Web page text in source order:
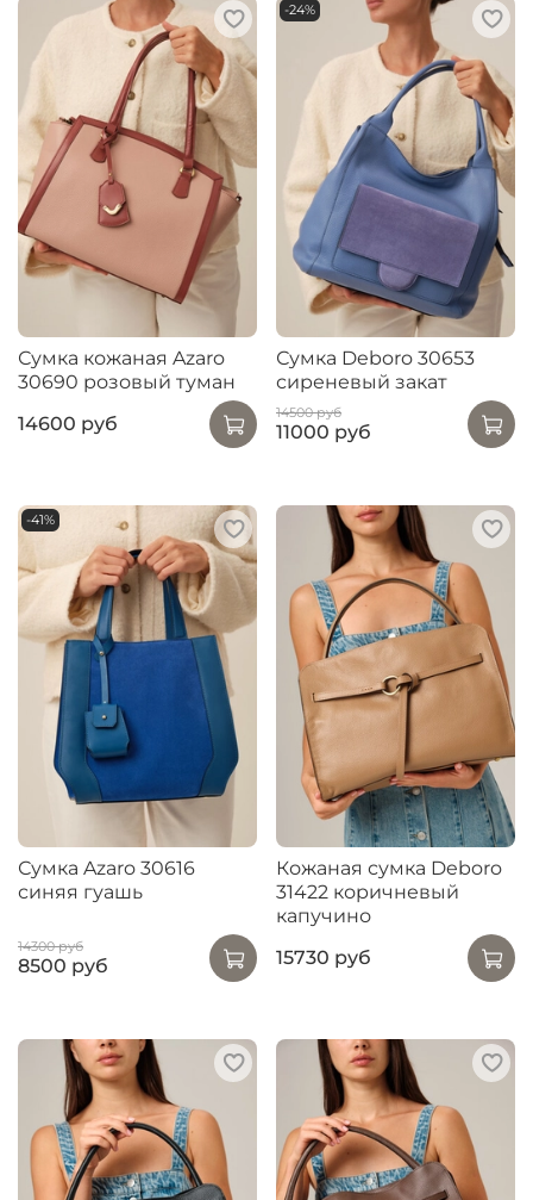
Сумка кожаная Azaro
30690 розовый туман
14600 руб
-24%
Сумка Deboro 30653
сиреневый закат
14500 руб
11000 руб
-41%
Сумка Azaro 30616
синяя гуашь
14300 руб
8500 руб
Кожаная сумка Deboro
31422 коричневый
капучино
15730 руб